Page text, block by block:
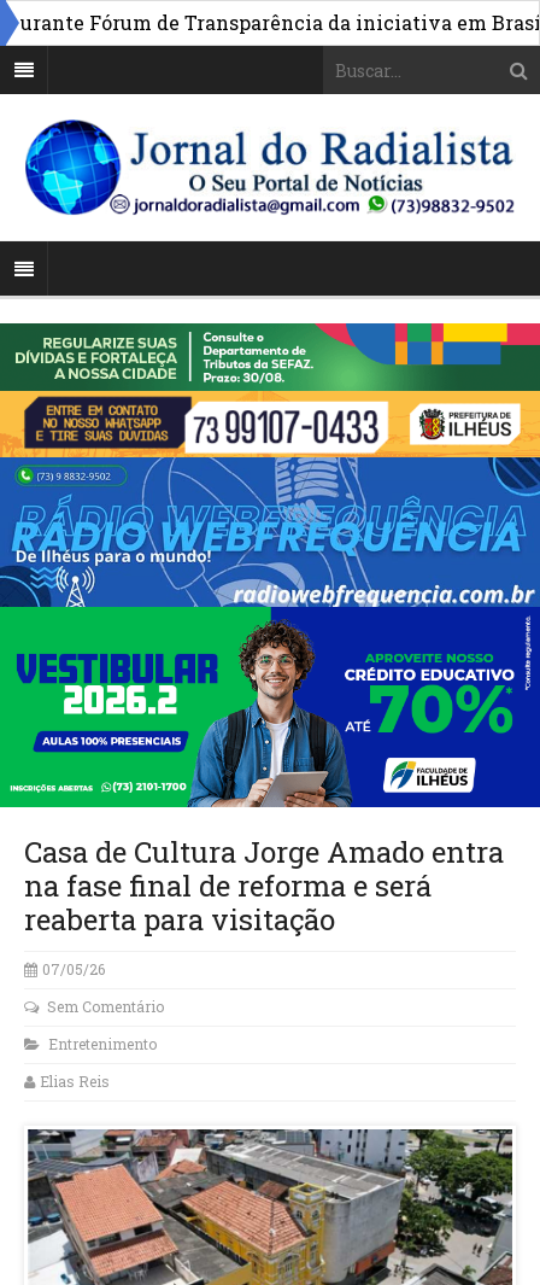
Fórum de Transparência da iniciativa em Brasília »
Casa de Cultura Jorge Amado entra
na fase final de reforma e será
reaberta para visitação
07/05/26
Sem Comentário
Entretenimento
Elias Reis